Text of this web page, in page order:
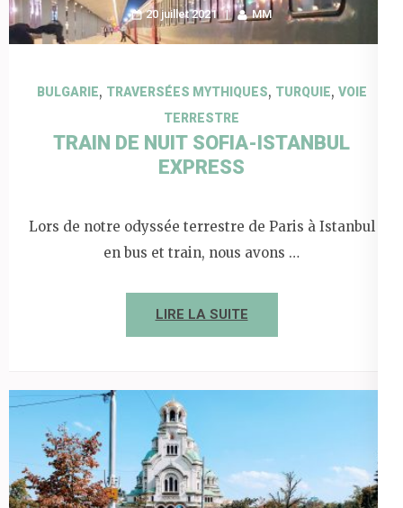
20 juillet 2021 MM
BULGARIE, TRAVERSÉES MYTHIQUES, TURQUIE, VOIE
TERRESTRE
TRAIN DE NUIT SOFIA-ISTANBUL
EXPRESS
Lors de notre odyssée terrestre de Paris à Istanbul
en bus et train, nous avons …
LIRE LA SUITE